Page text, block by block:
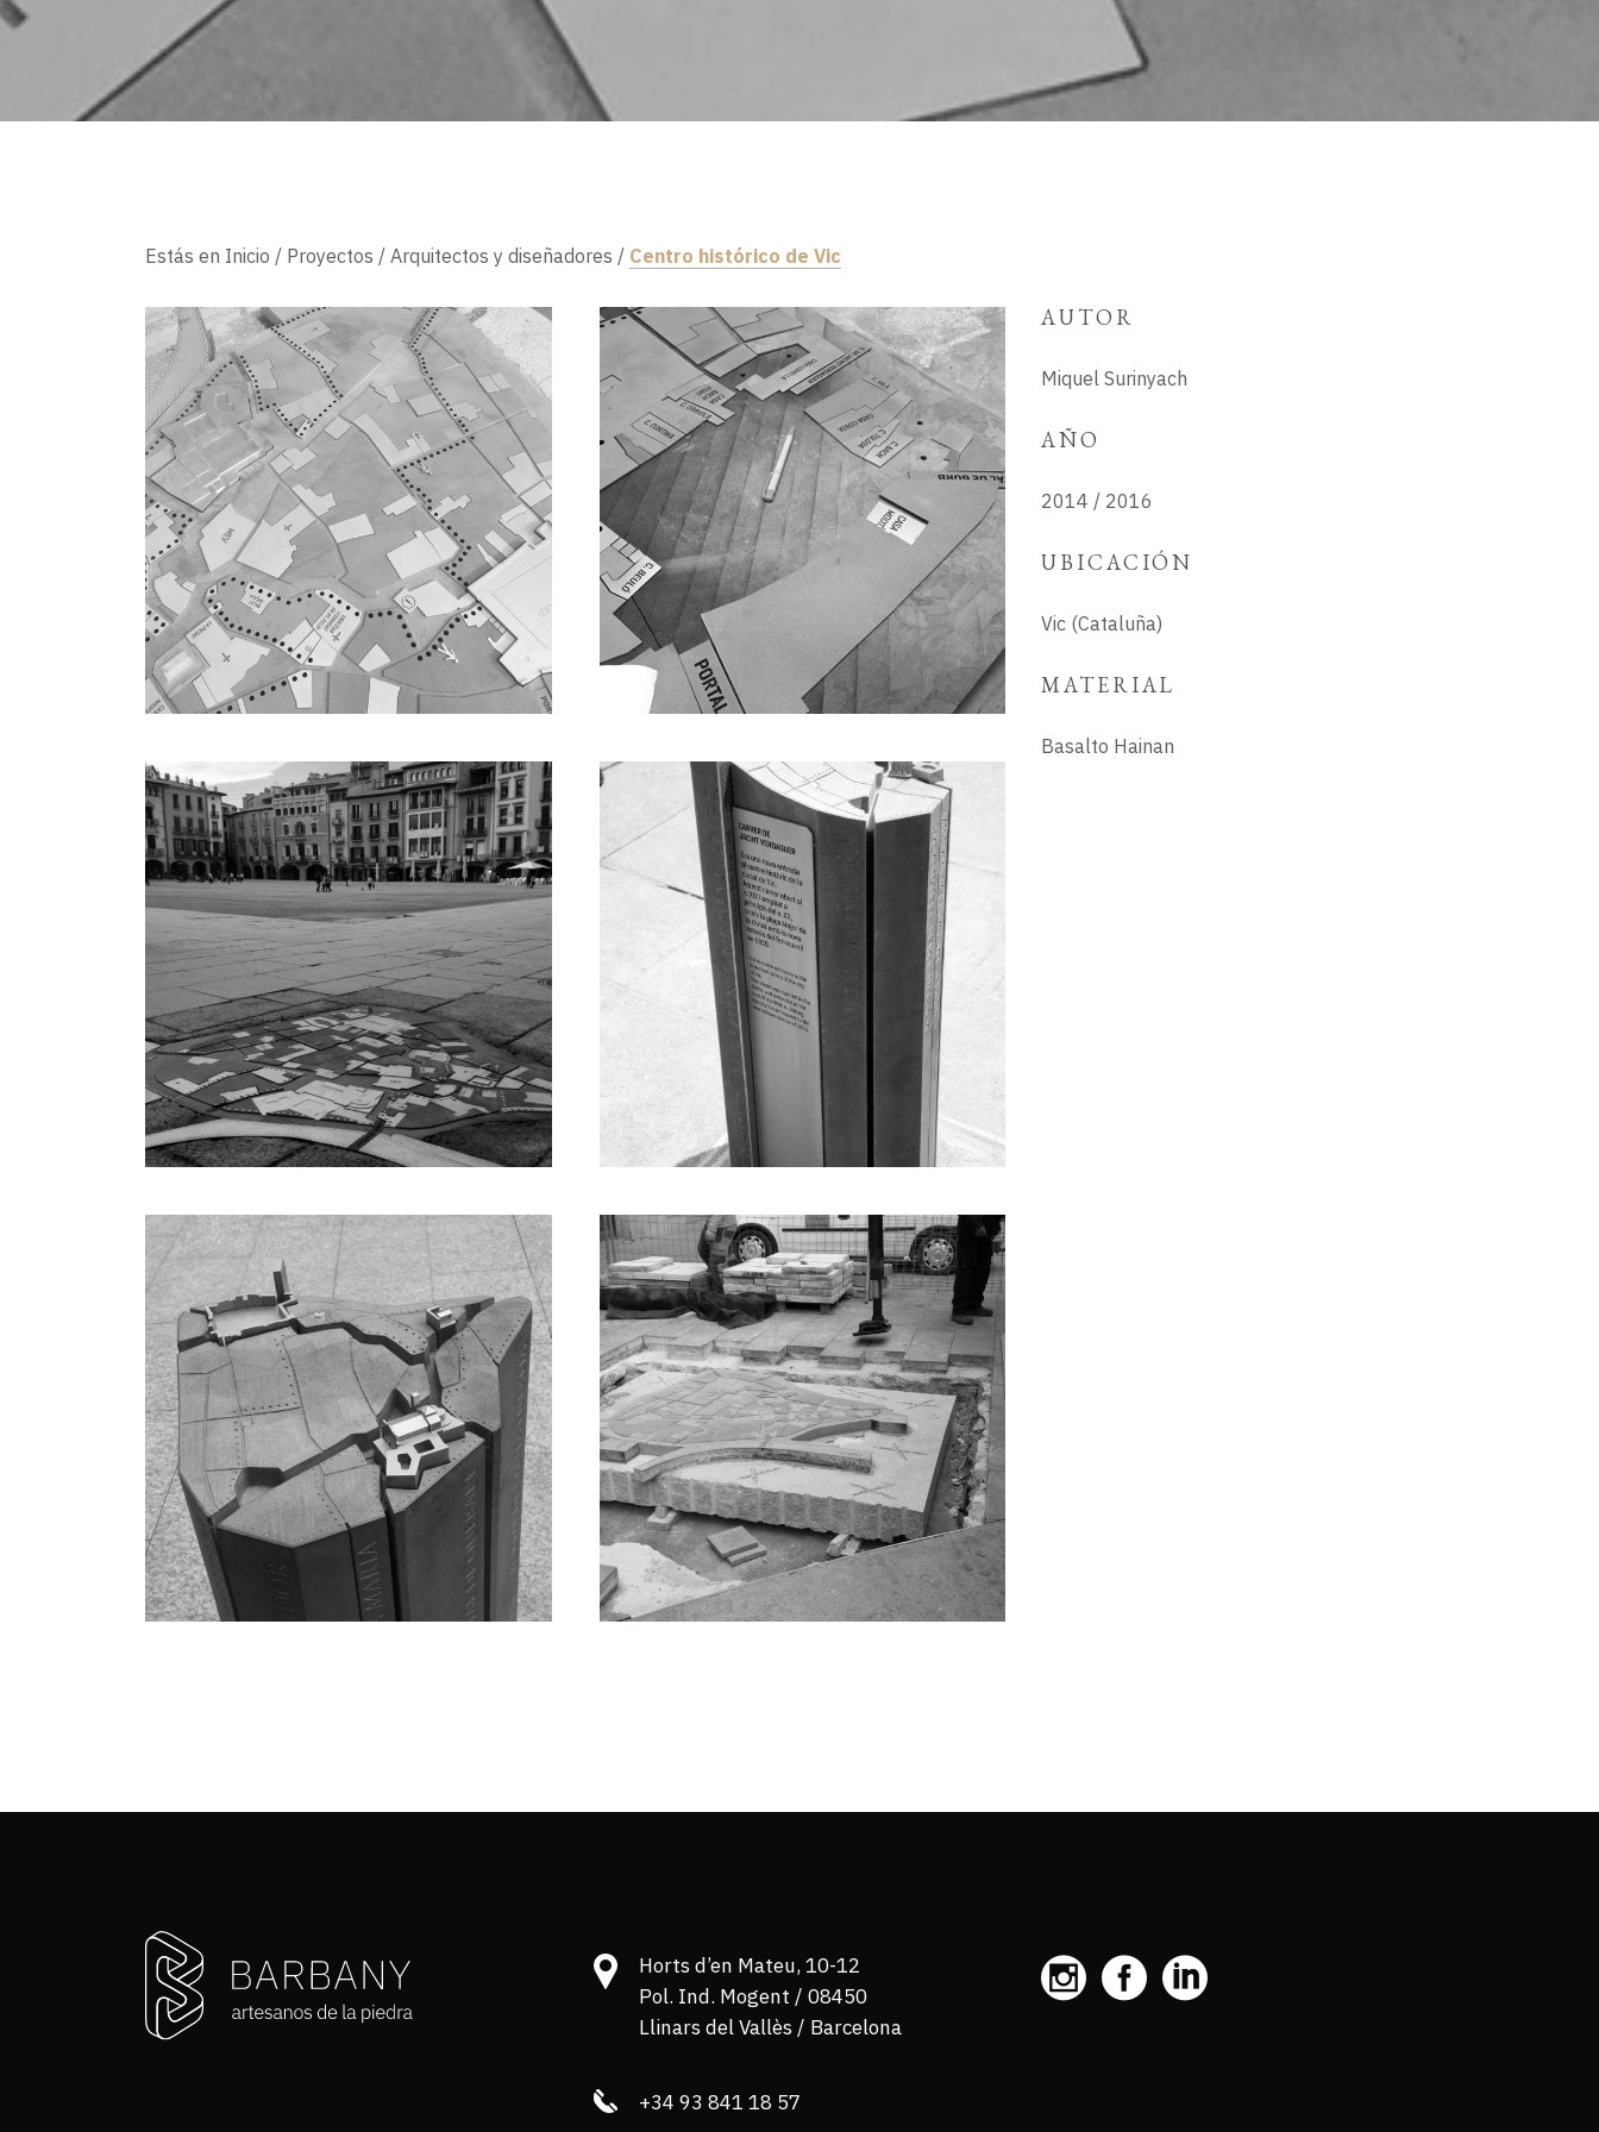
Estás en Inicio / Proyectos / Arquitectos y diseñadores / Centro histórico de Vic
AUTOR
Miquel Surinyach
AÑO
2014 / 2016
UBICACIÓN
Vic (Cataluña)
MATERIAL
Basalto Hainan
Horts d’en Mateu, 10-12
Pol. Ind. Mogent / 08450
Llinars del Vallès / Barcelona
+34 93 841 18 57